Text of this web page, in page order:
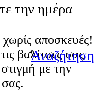
Αναζήτηση
την ημέρα
αποσκευές!
βαλίτσες σας
με την